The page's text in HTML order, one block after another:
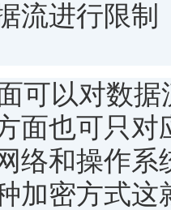
流进行限
可以对数
面也可只对
络和操作系
加密方式这